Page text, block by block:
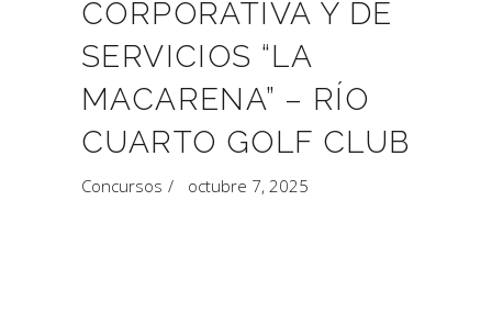
CORPORATIVA Y DE
SERVICIOS “LA
MACARENA” – RÍO
CUARTO GOLF CLUB
Concursos octubre 7, 2025